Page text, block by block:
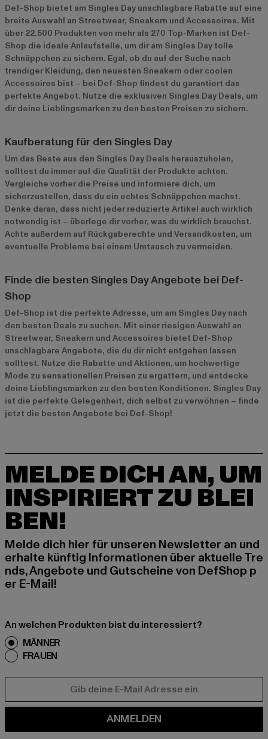
Def-Shop bietet am Singles Day unschlagbare Rabatte auf eine
breite Auswahl an Streetwear, Sneakern und Accessoires. Mit
über 22.500 Produkten von mehr als 270 Top-Marken ist Def-
Shop die ideale Anlaufstelle, um dir am Singles Day tolle
Schnäppchen zu sichern. Egal, ob du auf der Suche nach
trendiger Kleidung, den neuesten Sneakern oder coolen
Accessoires bist – bei Def-Shop findest du garantiert das
perfekte Angebot. Nutze die exklusiven Singles Day Deals, um
dir deine Lieblingsmarken zu den besten Preisen zu sichern.
Kaufberatung für den Singles Day
Um das Beste aus den Singles Day Deals herauszuholen,
solltest du immer auf die Qualität der Produkte achten.
Vergleiche vorher die Preise und informiere dich, um
sicherzustellen, dass du ein echtes Schnäppchen machst.
Denke daran, dass nicht jeder reduzierte Artikel auch wirklich
notwendig ist – überlege dir vorher, was du wirklich brauchst.
Achte außerdem auf Rückgaberechte und Versandkosten, um
eventuelle Probleme bei einem Umtausch zu vermeiden.
Finde die besten Singles Day Angebote bei Def-
Shop
Def-Shop ist die perfekte Adresse, um am Singles Day nach
den besten Deals zu suchen. Mit einer riesigen Auswahl an
Streetwear, Sneakern und Accessoires bietet Def-Shop
unschlagbare Angebote, die du dir nicht entgehen lassen
solltest. Nutze die Rabatte und Aktionen, um hochwertige
Mode zu sensationellen Preisen zu ergattern, und entdecke
deine Lieblingsmarken zu den besten Konditionen. Singles Day
ist die perfekte Gelegenheit, dich selbst zu verwöhnen – finde
jetzt die besten Angebote bei Def-Shop!
MELDE DICH AN, UM
INSPIRIERT ZU BLEI
BEN!
Melde dich hier für unseren Newsletter an und
erhalte künftig Informationen über aktuelle Tre
nds, Angebote und Gutscheine von DefShop p
er E-Mail!
An welchen Produkten bist du interessiert?
MÄNNER
FRAUEN
ANMELDEN